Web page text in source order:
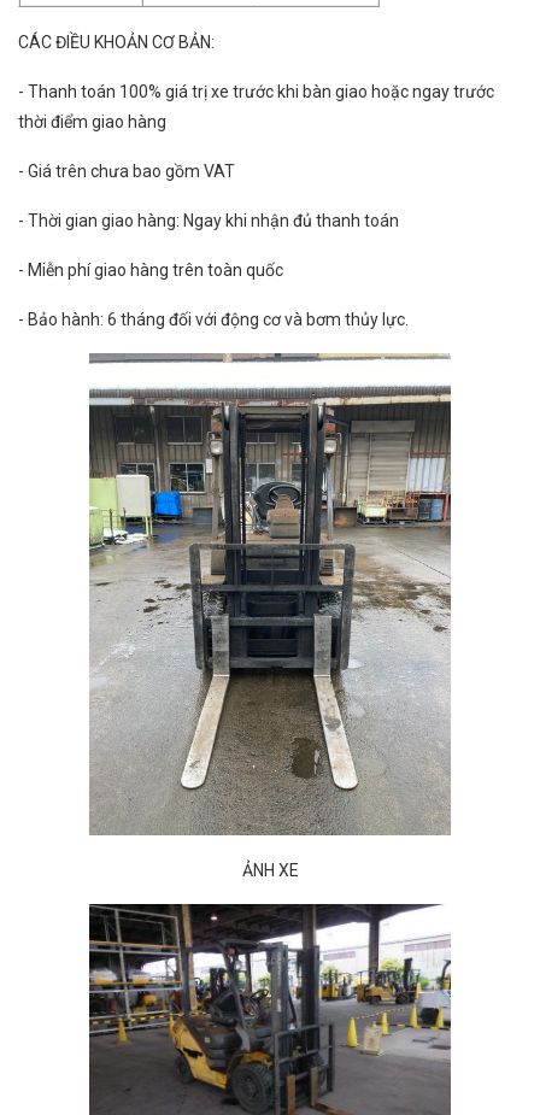
CÁC ĐIỀU KHOẢN CƠ BẢN:
- Thanh toán 100% giá trị xe trước khi bàn giao hoặc ngay trước
thời điểm giao hàng
- Giá trên chưa bao gồm VAT
- Thời gian giao hàng: Ngay khi nhận đủ thanh toán
- Miễn phí giao hàng trên toàn quốc
- Bảo hành: 6 tháng đối với động cơ và bơm thủy lực.
ẢNH XE